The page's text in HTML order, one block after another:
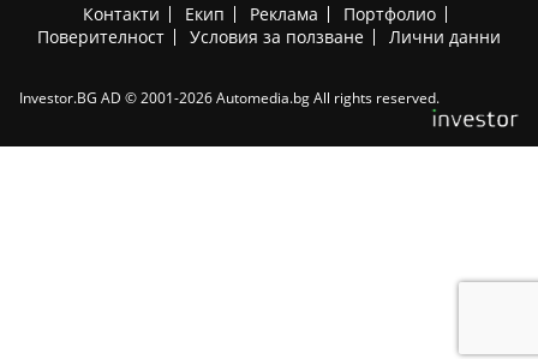
Контакти Екип Реклама
Портфолио
Поверителност
Условия за ползване Лични данни
Investor.BG AD © 2001-2026 Automedia.bg All rights reserved.